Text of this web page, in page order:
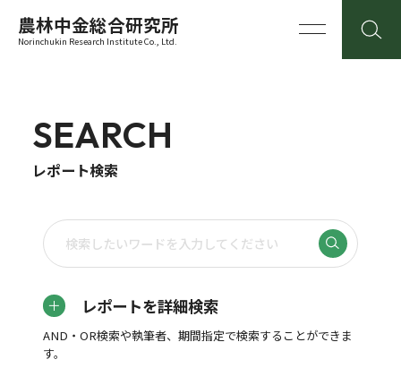
農林中金総合研究所
Norinchukin Research Institute Co., Ltd.
SEARCH
レポート検索
レポートを詳細検索
AND・OR検索や執筆者、期間指定で検索することができま
す。